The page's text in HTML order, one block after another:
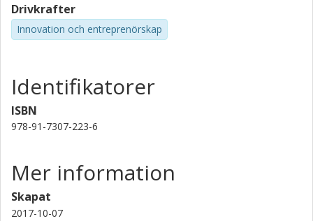
Drivkrafter
Innovation och entreprenörskap
Identifikatorer
ISBN
978-91-7307-223-6
Mer information
Skapat
2017-10-07